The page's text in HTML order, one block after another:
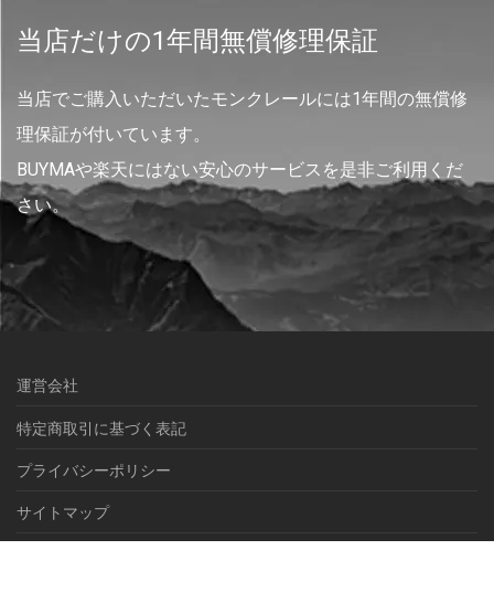
当店だけの1年間無償修理保証
当店でご購入いただいたモンクレールには1年間の無償修
理保証が付いています。
BUYMAや楽天にはない安心のサービスを是非ご利用くだ
さい。
運営会社
特定商取引に基づく表記
プライバシーポリシー
サイトマップ